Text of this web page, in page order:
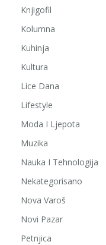
Knjigofil
Kolumna
Kuhinja
Kultura
Lice Dana
Lifestyle
Moda I Ljepota
Muzika
Nauka I Tehnologija
Nekategorisano
Nova Varoš
Novi Pazar
Petnjica